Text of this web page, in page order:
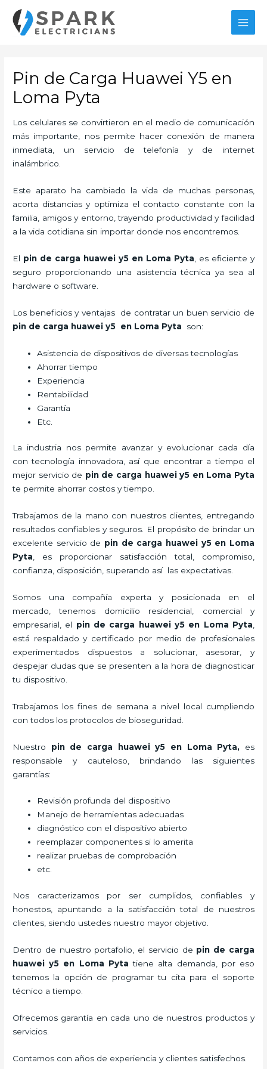
contenido
Pin de Carga Huawei Y5 en
Loma Pyta
Los celulares se convirtieron en el medio de comunicación
más importante, nos permite hacer conexión de manera
inmediata, un servicio de telefonía y de internet
inalámbrico.
Este aparato ha cambiado la vida de muchas personas,
acorta distancias y optimiza el contacto constante con la
familia, amigos y entorno, trayendo productividad y facilidad
a la vida cotidiana sin importar donde nos encontremos.
El pin de carga huawei y5 en Loma Pyta , es eficiente y
seguro proporcionando una asistencia técnica ya sea al
hardware o software.
Los beneficios y ventajas de contratar un buen servicio de
pin de carga huawei y5 en Loma Pyta son:
Asistencia de dispositivos de diversas tecnologías
Ahorrar tiempo
Experiencia
Rentabilidad
Garantía
Etc.
La industria nos permite avanzar y evolucionar cada día
con tecnología innovadora, así que encontrar a tiempo el
mejor servicio de pin de carga huawei y5 en Loma Pyta
te permite ahorrar costos y tiempo.
Trabajamos de la mano con nuestros clientes, entregando
resultados confiables y seguros. El propósito de brindar un
excelente servicio de pin de carga huawei y5en Loma
Pyta , es proporcionar satisfacción total, compromiso,
confianza, disposición, superando así las expectativas.
Somos una compañía experta y posicionada en el
mercado, tenemos domicilio residencial, comercial y
empresarial, el pin de carga huawei y5 en Loma Pyta
está respaldado y certificado por medio de profesionales
experimentados dispuestos a solucionar, asesorar, y
despejar dudas que se presenten a la hora de diagnosticar
tu dispositivo.
Trabajamos los fines de semana a nivel local cumpliendo
con todos los protocolos de bioseguridad.
Nuestro pin de carga huawei y5 en Loma Pyta, es
responsable y cauteloso, brindando las siguientes
garantías:
Revisión profunda del dispositivo
Manejo de herramientas adecuadas
diagnóstico con el dispositivo abierto
reemplazar componentes si lo amerita
realizar pruebas de comprobación
etc.
Nos caracterizamos por ser cumplidos, confiables y
honestos, apuntando a la satisfacción total de nuestros
clientes, siendo ustedes nuestro mayor objetivo.
Dentro de nuestro portafolio, el servicio de pin de carga
huawei y5 en Loma Pyta tiene alta demanda, por eso
tenemos la opción de programar tu cita para el soporte
técnico a tiempo.
Ofrecemos garantía en cada uno de nuestros productos y
servicios.
Contamos con años de experiencia y clientes satisfechos.